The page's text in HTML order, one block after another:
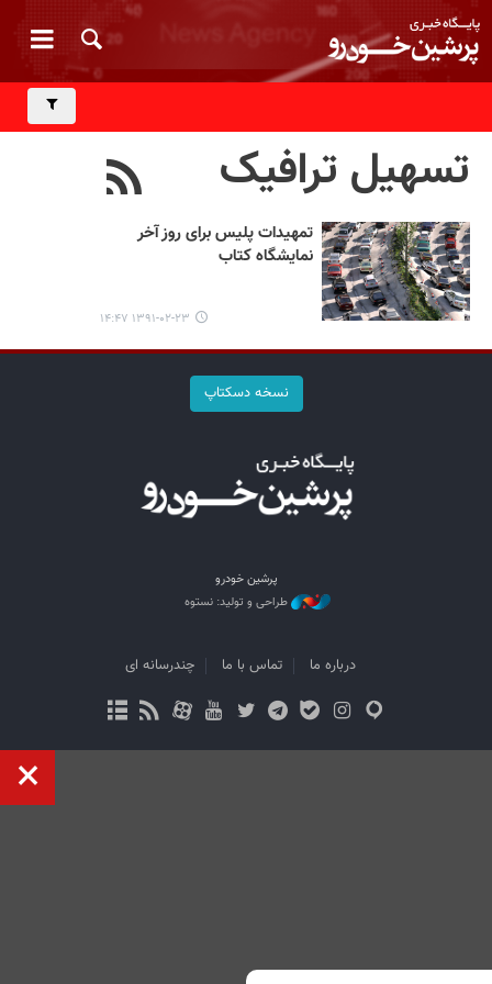
تسهیل ترافیک
تمهیدات پلیس برای روز آخر
نمایشگاه کتاب
۱۳۹۱-۰۲-۲۳ ۱۴:۴۷
نسخه دسکتاپ
پرشین خودرو
طراحی و تولید: نستوه
درباره ما تماس با ما چندرسانه ای